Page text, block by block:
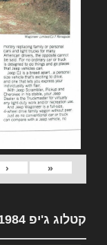
«
‹
קטלוג ג'יפ 1984